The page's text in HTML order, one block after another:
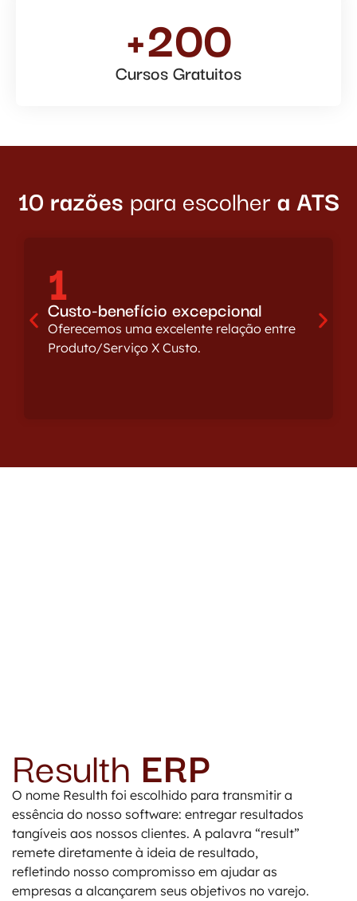
+200
Cursos Gratuitos
10 razões para escolhera ATS
1
Custo-benefício excepcional
Oferecemos uma excelente relação entre
Produto/Serviço X Custo.
Resulth ERP
O nome Resulth foi escolhido para transmitir a
essência do nosso software: entregar resultados
tangíveis aos nossos clientes. A palavra “result”
remete diretamente à ideia de resultado,
refletindo nosso compromisso em ajudar as
empresas a alcançarem seus objetivos no varejo.